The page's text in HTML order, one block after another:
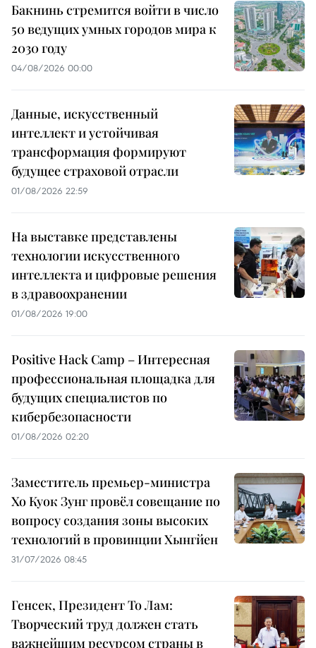
Бакнинь стремится войти в число
50 ведущих умных городов мира к
2030 году
04/08/2026 00:00
Данные, искусственный
интеллект и устойчивая
трансформация формируют
будущее страховой отрасли
01/08/2026 22:59
На выставке представлены
технологии искусственного
интеллекта и цифровые решения
в здравоохранении
01/08/2026 19:00
Positive Hack Camp – Интересная
профессиональная площадка для
будущих специалистов по
кибербезопасности
01/08/2026 02:20
Заместитель премьер-министра
Хо Куок Зунг провёл совещание по
вопросу создания зоны высоких
технологий в провинции Хынгйен
31/07/2026 08:45
Генсек, Президент То Лам:
Творческий труд должен стать
важнейшим ресурсом страны в